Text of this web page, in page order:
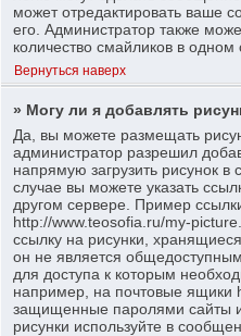
может отредактировать ваше
его. Администратор также
количество смайликов в одном
Вернуться наверх
» Могу ли я добавлять
Да, вы можете размещать
администратор разрешил
напрямую загрузить рисунок
случае вы можете указать
другом сервере. Пример
http://www.teosofia.ru/my-
ссылку на рисунки,
он не является
для доступа к которым
например, на почтовые ящики
защищенные паролями сайты
рисунки используйте в